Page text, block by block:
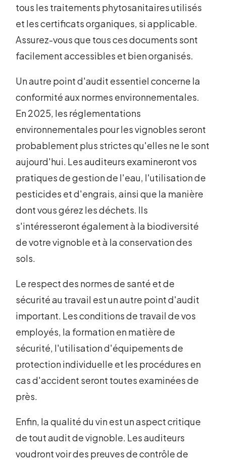
tous les traitements phytosanitaires utilisés
et les certificats organiques, si applicable.
Assurez-vous que tous ces documents sont
facilement accessibles et bien organisés.
Un autre point d'audit essentiel concerne la
conformité aux normes environnementales.
En 2025, les réglementations
environnementales pour les vignobles seront
probablement plus strictes qu'elles ne le sont
aujourd'hui. Les auditeurs examineront vos
pratiques de gestion de l'eau, l'utilisation de
pesticides et d'engrais, ainsi que la manière
dont vous gérez les déchets. Ils
s'intéresseront également à la biodiversité
de votre vignoble et à la conservation des
sols.
Le respect des normes de santé et de
sécurité au travail est un autre point d'audit
important. Les conditions de travail de vos
employés, la formation en matière de
sécurité, l'utilisation d'équipements de
protection individuelle et les procédures en
cas d'accident seront toutes examinées de
près.
Enfin, la qualité du vin est un aspect critique
de tout audit de vignoble. Les auditeurs
voudront voir des preuves de contrôle de